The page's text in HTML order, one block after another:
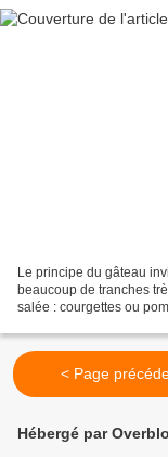
Le principe du gâteau
beaucoup de tranches
salée : courgettes ou
< Page
Hébergé par